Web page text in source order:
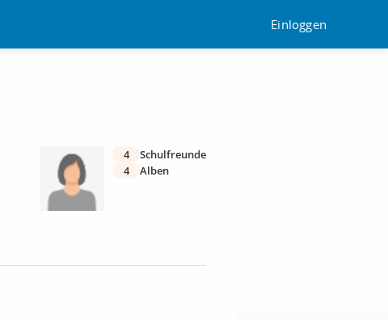
Einloggen
4
Schulfreunde
4
Alben